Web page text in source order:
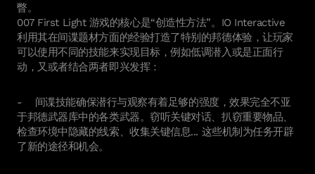
瞥。
007 First Light 游戏的核心是“创造性方法”。IO Interactive
利用其在间谍题材方面的经验打造了特别的邦德体验，让玩家
可以使用不同的技能来实现目标，例如低调潜入或是正面行
动，又或者结合两者即兴发挥：
- 间谍技能确保潜行与观察有着足够的强度，效果完全不亚
于邦德武器库中的各类武器。窃听关键对话、扒窃重要物品、
检查环境中隐藏的线索、收集关键信息... 这些机制为任务开辟
了新的途径和机会。